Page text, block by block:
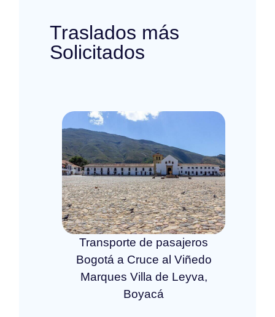
Traslados más
Solicitados
Transporte de pasajeros
Bogotá a Cruce al Viñedo
Marques Villa de Leyva,
Boyacá